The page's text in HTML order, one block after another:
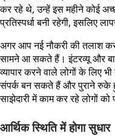
कर रहे थे, उन्हें इस महीने कोई
प्रतिस्पर्धा बनी रहेगी, इसलिए
अगर आप नई नौकरी की तलाश
सामने आ सकते हैं। इंटरव्यू और
व्यापार करने वाले लोगों के लिए
संपर्क बन सकते हैं और पुराने रुके
साझेदारी में काम कर रहे लोगों को
आर्थिक स्थिति में होगा सुधार